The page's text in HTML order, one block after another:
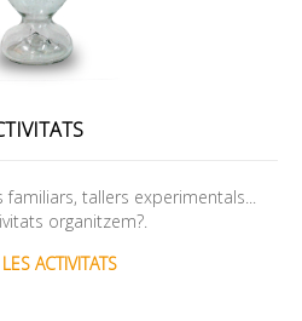
tallers experimentals...
organitzem?.
ACTIVITATS